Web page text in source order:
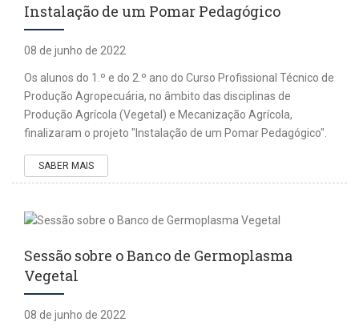
Instalação de um Pomar Pedagógico
08 de junho de 2022
Os alunos do 1.º e do 2.º ano do Curso Profissional Técnico de
Produção Agropecuária, no âmbito das disciplinas de
Produção Agrícola (Vegetal) e Mecanização Agrícola,
finalizaram o projeto "Instalação de um Pomar Pedagógico".
SABER MAIS
Sessão sobre o Banco de Germoplasma
Vegetal
08 de junho de 2022